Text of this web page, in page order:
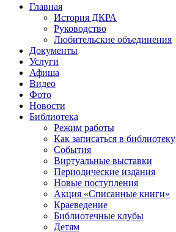
Главная
История ДКРА
Руководство
Любительские объединения
Документы
Услуги
Афиша
Видео
Фото
Новости
Библиотека
Режим работы
Как записаться в библиотеку
События
Виртуальные выставки
Периодические издания
Новые поступления
Акция «Списанные книги»
Краеведение
Библиотечные клубы
Детям